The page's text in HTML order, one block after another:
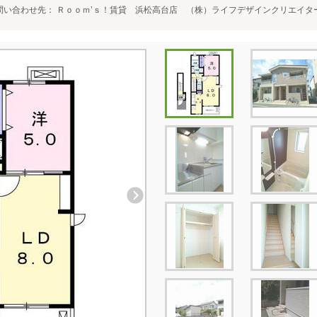
い合わせ先 Ｒｏｏｍ’ｓ！賃貸 浜松高台店 （株）ライフデザインクリエイタ